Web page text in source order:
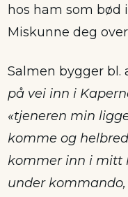
hos ham som bød
Miskunne deg over
Salmen bygger bl.
på vei inn i
«tjeneren min
komme og
kommer inn i mitt
under